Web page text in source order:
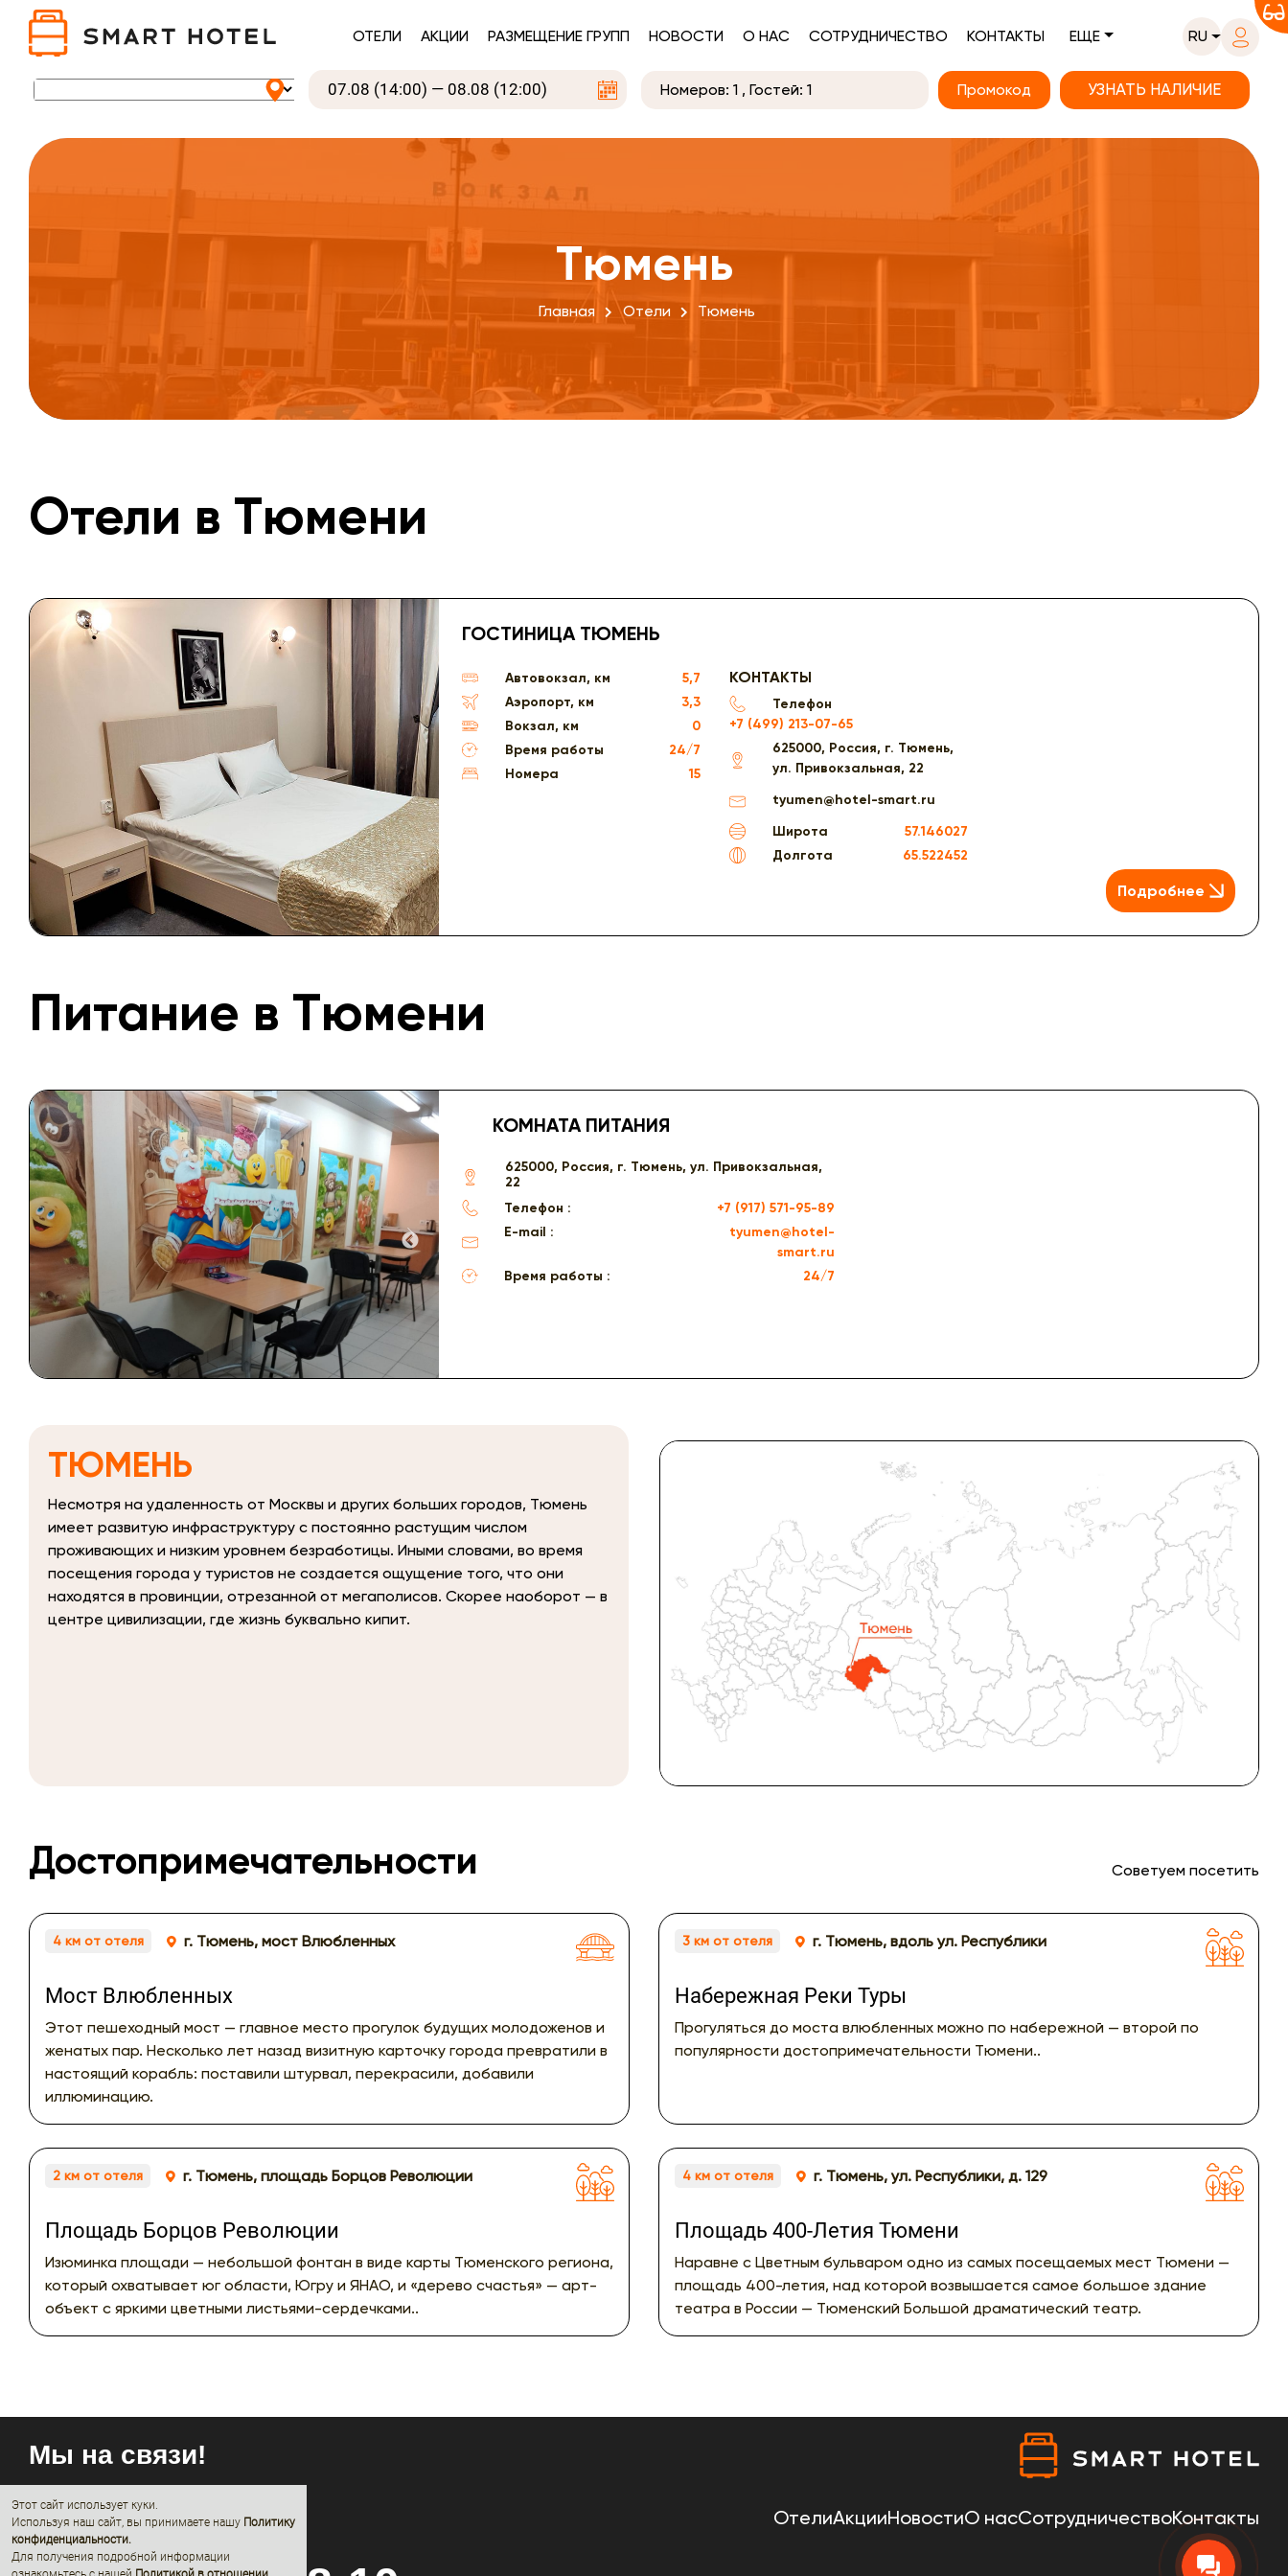
ОТЕЛИ АКЦИИ РАЗМЕЩЕНИЕ ГРУПП НОВОСТИ О НАС СОТРУДНИЧЕСТВО КОНТАКТЫ ЕЩЕ RU
Номеров: 1 , Гостей: 1 Промокод
Тюмень
Главная Отели Тюмень
Отели в Тюмени
ГОСТИНИЦА ТЮМЕНЬ
Автовокзал, км
5,7
Аэропорт, км
3,3
Вокзал, км
0
Время работы
24/7
Номера
15
КОНТАКТЫ
Телефон
+7 (499) 213-07-65
625000, Россия, г. Тюмень,
ул. Привокзальная, 22
tyumen@hotel-smart.ru
Широта
57.146027
Долгота
65.522452
Подробнее
Питание в Тюмени
КОМНАТА ПИТАНИЯ
625000, Россия, г. Тюмень, ул. Привокзальная,
22
Телефон :
+7 (917) 571-95-89
E-mail :
tyumen@hotel-
smart.ru
Время работы :
24/7
ТЮМЕНЬ
Несмотря на удаленность от Москвы и других больших городов, Тюмень
имеет развитую инфраструктуру с постоянно растущим числом
проживающих и низким уровнем безработицы. Иными словами, во время
посещения города у туристов не создается ощущение того, что они
находятся в провинции, отрезанной от мегаполисов. Скорее наоборот — в
центре цивилизации, где жизнь буквально кипит.
Достопримечательности Советуем посетить
4 км от отеля г. Тюмень, мост Влюбленных
Мост Влюбленных
Этот пешеходный мост — главное место прогулок будущих молодоженов и
женатых пар. Несколько лет назад визитную карточку города превратили в
настоящий корабль: поставили штурвал, перекрасили, добавили
иллюминацию.
3 км от отеля г. Тюмень, вдоль ул. Республики
Набережная Реки Туры
Прогуляться до моста влюбленных можно по набережной — второй по
популярности достопримечательности Тюмени..
2 км от отеля г. Тюмень, площадь Борцов Революции
Площадь Борцов Революции
Изюминка площади — небольшой фонтан в виде карты Тюменского региона,
который охватывает юг области, Югру и ЯНАО, и «дерево счастья» — арт-
объект с яркими цветными листьями-сердечками..
4 км от отеля г. Тюмень, ул. Республики, д. 129
Площадь 400-Летия Тюмени
Наравне с Цветным бульваром одно из самых посещаемых мест Тюмени —
площадь 400-летия, над которой возвышается самое большое здание
театра в России — Тюменский Большой драматический театр.
Этот сайт использует куки.
Используя наш сайт, вы принимаете нашу Политику
конфиденциальности.
Для получения подробной информации
Мы на связи!
ОтелиАкцииНовостиО насСотрудничествоКонтакты